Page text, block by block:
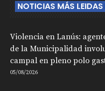
NOTICIAS MÁS
Violencia en Lanús:
de la Municipalidad
campal en pleno polo
05/08/2026